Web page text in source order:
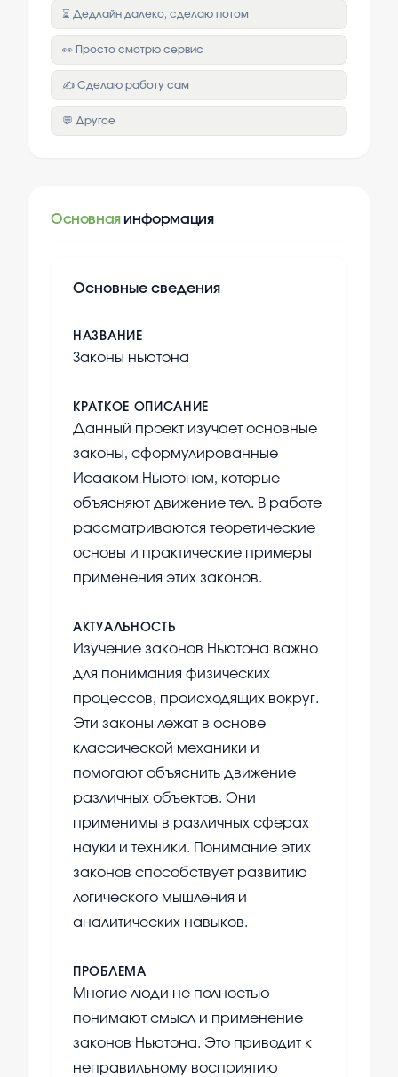
⏳ Дедлайн далеко, сделаю потом
👀 Просто смотрю сервис
✍️ Сделаю работу сам
💬 Другое
Основная информация
Основные сведения
НАЗВАНИЕ
Законы ньютона
КРАТКОЕ ОПИСАНИЕ
Данный проект изучает основные
законы, сформулированные
Исааком Ньютоном, которые
объясняют движение тел. В работе
рассматриваются теоретические
основы и практические примеры
применения этих законов.
АКТУАЛЬНОСТЬ
Изучение законов Ньютона важно
для понимания физических
процессов, происходящих вокруг.
Эти законы лежат в основе
классической механики и
помогают объяснить движение
различных объектов. Они
применимы в различных сферах
науки и техники. Понимание этих
законов способствует развитию
логического мышления и
аналитических навыков.
ПРОБЛЕМА
Многие люди не полностью
понимают смысл и применение
законов Ньютона. Это приводит к
неправильному восприятию